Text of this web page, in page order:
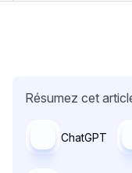
Résumez cet
ChatGPT